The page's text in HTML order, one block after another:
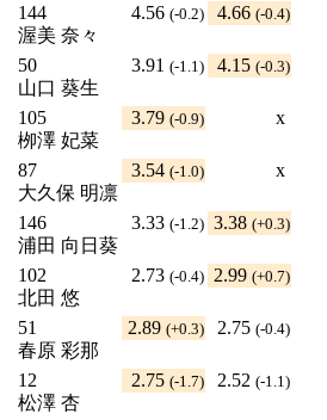
144
渥美 奈々
4.56 (-0.2) 4.66 (-0.4)
50
山口 葵生
3.91 (-1.1) 4.15 (-0.3)
105
栁澤 妃菜
3.79 (-0.9) x
87
大久保 明凛
3.54 (-1.0) x
146
浦田 向日葵
3.33 (-1.2) 3.38 (+0.3)
102
北田 悠
2.73 (-0.4) 2.99 (+0.7)
51
春原 彩那
2.89 (+0.3) 2.75 (-0.4)
12
松澤 杏
2.75 (-1.7) 2.52 (-1.1)